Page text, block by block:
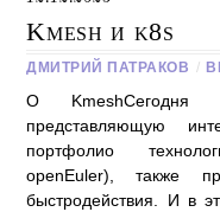
Kmesh и k8s
ДМИТРИЙ ПАТРАКОВ /
О
представляющую
портфолио
openEuler), также
быстродействия. И в